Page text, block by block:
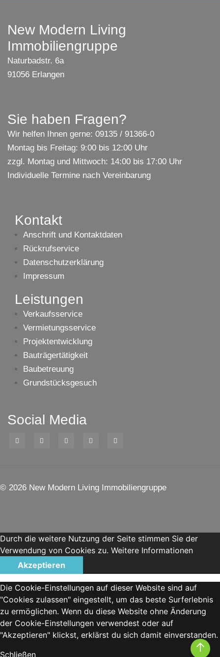
New Modern Living
Immobiliengruppe
Naturbadstr. 6a
91056 Erlangen
Sie haben Fragen?
Wir helfen Ihnen gerne: 09135 / 91366-0
Montag bis Freitag: 9:00 bis 12:00 Uhr
zzgl. Montag und Mittwoch: 14:00 bis 17:00 Uhr
Individuelle Termine nach Vereinbarung
Kontakt
Anschrift und Kontaktdaten
Rückrufservice
Datenschutzerklärung
Impressum
Leistungen
Verkaufsservice
Vermietungsservice
Projektentwicklung
Bauträgertätigkeit
Baubetreuung
Grundstücksgesuch
Social Media
© 2026 New Modern Living Immobiliengruppe
Durch die weitere Nutzung der Seite stimmen Sie der
Verwendung von Cookies zu. Weitere Informationen
Akzeptieren
Die Cookie-Einstellungen auf dieser Website sind auf
"Cookies zulassen" eingestellt, um das beste Surferlebnis
zu ermöglichen. Wenn du diese Website ohne Änderung
der Cookie-Einstellungen verwendest oder auf
"Akzeptieren" klickst, erklärst du sich damit einverstanden.
Schließen
↑